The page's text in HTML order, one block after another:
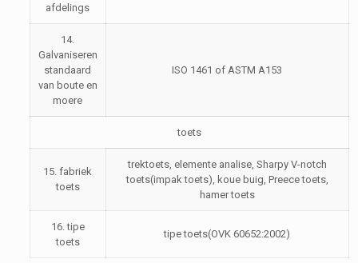
afdelings
14.
Galvaniseren
standaard
van boute en
moere
ISO 1461 of ASTM A153
toets
15. fabriek
toets
trektoets, elemente analise, Sharpy V-notch
toets(impak toets), koue buig, Preece toets,
hamer toets
16. tipe
toets
tipe toets(OVK 60652:2002)